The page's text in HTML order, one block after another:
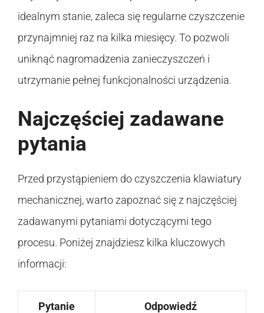
idealnym stanie, zaleca się regularne czyszczenie
przynajmniej raz na kilka miesięcy. To pozwoli
uniknąć nagromadzenia zanieczyszczeń i
utrzymanie pełnej funkcjonalności urządzenia.
Najczęściej zadawane
pytania
Przed przystąpieniem do czyszczenia klawiatury
mechanicznej, warto zapoznać się z najczęściej
zadawanymi pytaniami dotyczącymi tego
procesu. Poniżej znajdziesz kilka kluczowych
informacji:
Pytanie Odpowiedź